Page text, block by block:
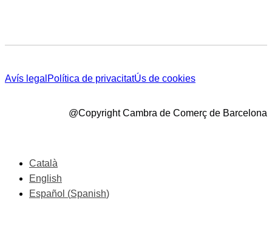
Avís legal Política de privacitatÚs de cookies
@Copyright Cambra de Comerç de Barcelona
Català
English
Español (Spanish)